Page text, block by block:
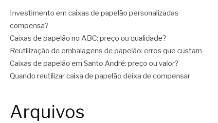
Investimento em caixas de papelão personalizadas
compensa?
Caixas de papelão no ABC: preço ou qualidade?
Reutilização de embalagens de papelão: erros que custam
Caixas de papelão em Santo André: preço ou valor?
Quando reutilizar caixa de papelão deixa de compensar
Arquivos